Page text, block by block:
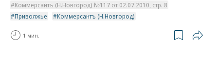
Коммерсантъ (Н.Новгород) №117 от 02.07.2010, стр. 8
Приволжье
Коммерсантъ (Н.Новгород)
1 мин.